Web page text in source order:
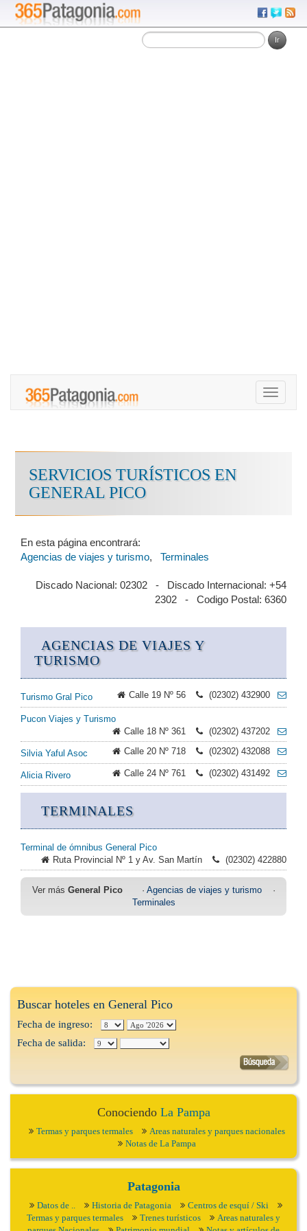
Toggle
SERVICIOS TURÍSTICOS EN
GENERAL PICO
En esta página encontrará:
Agencias de viajes y turismo, Terminales
Discado Nacional: 02302 - Discado Internacional: +54
2302 - Codigo Postal: 6360
AGENCIAS DE VIAJES Y
TURISMO
Turismo Gral Pico Calle 19 Nº 56 (02302) 432900
Pucon Viajes y Turismo
Calle 18 Nº 361
(02302) 437202
Silvia Yaful Asoc Calle 20 Nº 718 (02302) 432088
Alicia Rivero Calle 24 Nº 761 (02302) 431492
TERMINALES
Terminal de ómnibus General Pico
Ruta Provincial Nº 1 y Av. San Martín
(02302) 422880
Ver más General Pico· Agencias de viajes y turismo·
Terminales
Buscar hoteles en General Pico
Fecha de ingreso:
Fecha de salida:
Conociendo La Pampa
Termas y parques termales
Areas naturales y parques nacionales
Notas de La Pampa
Patagonia
Datos de .. Historia de Patagonia
Centros de esquí / Ski
Termas y parques termales
Trenes turísticos
Areas naturales y